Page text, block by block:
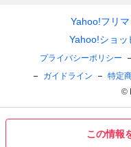
この情報
Yahoo!フリマ
Yahoo!ショッ
プライバシーポリシー
ガイドライン
特定
©